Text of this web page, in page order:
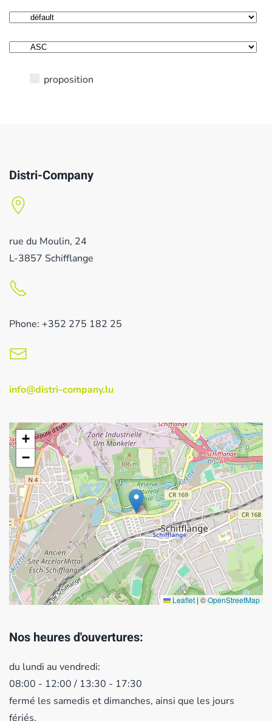
proposition
Distri-Company
rue du Moulin, 24
L-3857 Schifflange
Phone: +352 275 182 25
info@distri-company.lu
+
−
Leaflet | ©OpenStreetMap
Nos heures d'ouvertures:
du lundi au vendredi:
08:00 - 12:00 / 13:30 - 17:30
fermé les samedis et dimanches, ainsi que les jours
fériés.